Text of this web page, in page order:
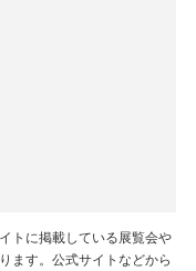
トに掲載している展覧会や
ます。公式サイトなどから